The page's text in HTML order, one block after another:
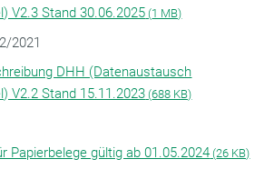
V2.3 Stand 30.06.2025 (1 MB)
2021
DHH (Datenaustausch
V2.2 Stand 15.11.2023 (688 KB)
Papierbelege gültig ab 01.05.2024 (26 KB)